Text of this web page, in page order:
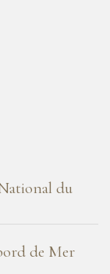
du
de Mer